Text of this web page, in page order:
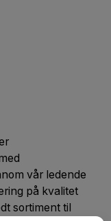
vår ledende
på kvalitet
sortiment til